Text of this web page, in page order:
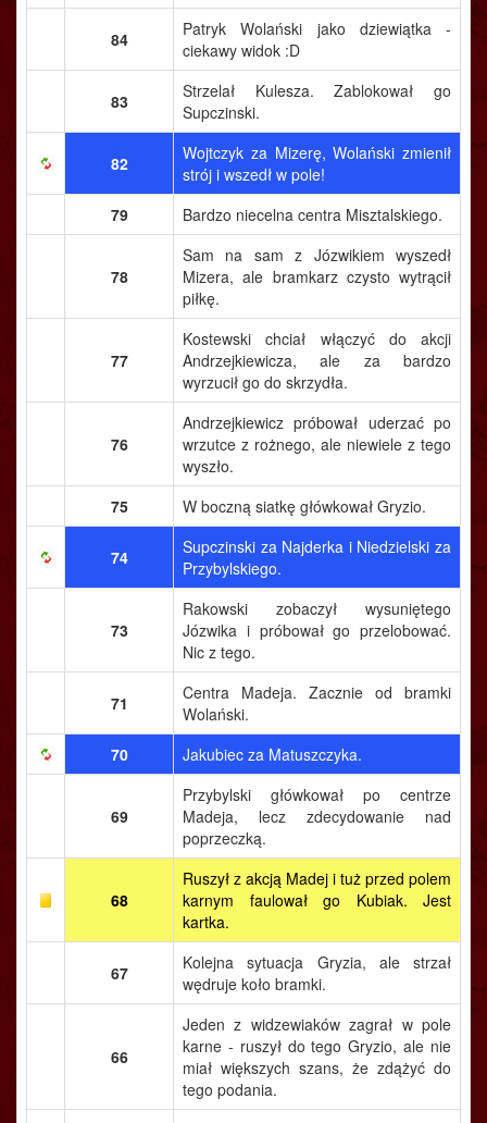
84
Patryk Wolański jako dziewiątka -
ciekawy widok :D
83
Strzelał Kulesza. Zablokował go
Supczinski.
82
Wojtczyk za Mizerę, Wolański zmienił
strój i wszedł w pole!
79
Bardzo niecelna centra Misztalskiego.
78
Sam na sam z Józwikiem wyszedł
Mizera, ale bramkarz czysto wytrącił
piłkę.
77
Kostewski chciał włączyć do akcji
Andrzejkiewicza, ale za bardzo
wyrzucił go do skrzydła.
76
Andrzejkiewicz próbował uderzać po
wrzutce z rożnego, ale niewiele z tego
wyszło.
75
W boczną siatkę główkował Gryzio.
74
Supczinski za Najderka i Niedzielski za
Przybylskiego.
73
Rakowski zobaczył wysuniętego
Józwika i próbował go przelobować.
Nic z tego.
71
Centra Madeja. Zacznie od bramki
Wolański.
70
Jakubiec za Matuszczyka.
69
Przybylski główkował po centrze
Madeja, lecz zdecydowanie nad
poprzeczką.
68
Ruszył z akcją Madej i tuż przed polem
karnym faulował go Kubiak. Jest
kartka.
67
Kolejna sytuacja Gryzia, ale strzał
wędruje koło bramki.
66
Jeden z widzewiaków zagrał w pole
karne - ruszył do tego Gryzio, ale nie
miał większych szans, że zdążyć do
tego podania.